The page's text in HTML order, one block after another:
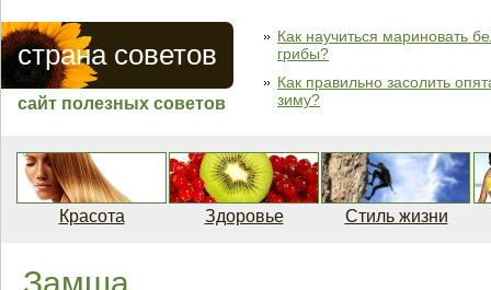
страна советов
сайт полезных советов
Как научиться мариновать
грибы?
Как правильно засолить
зиму?
Красота Здоровье Стиль жизни